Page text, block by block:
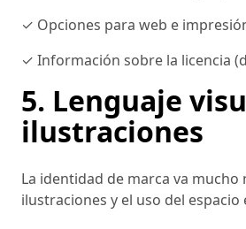
✓ Opciones para web e
✓ Información sobre la licencia
5. Lenguaje
ilustraciones
La identidad de marca va
ilustraciones y el uso del